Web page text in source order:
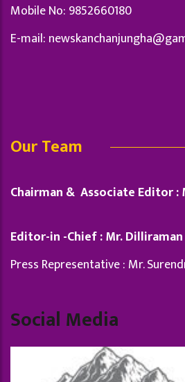
Mobile No: 9852660180
E-mail:
Our Team
Chairman & Associate Editor :
Editor-in -Chief : Mr. Dilliraman
Press Representative : Mr.
Social Media